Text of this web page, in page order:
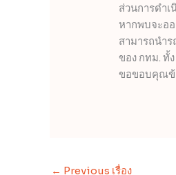
ส่วนการดำ
หากพบจะอ
สามารถนำ
ของ กทม. ทั้
ขอขอบคุณข้
← Previous เรื่อง